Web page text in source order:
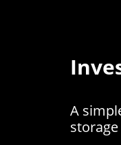
A